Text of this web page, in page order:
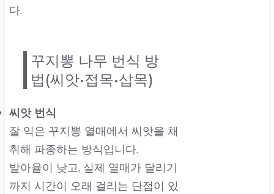
다.
꾸지뽕 나무 번식 방
법(씨앗•접목•삽목)
씨앗 번식
잘 익은 꾸지뽕 열매에서 씨앗을 채
취해 파종하는 방식입니다.
발아율이 낮고, 실제 열매가 달리기
까지 시간이 오래 걸리는 단점이 있